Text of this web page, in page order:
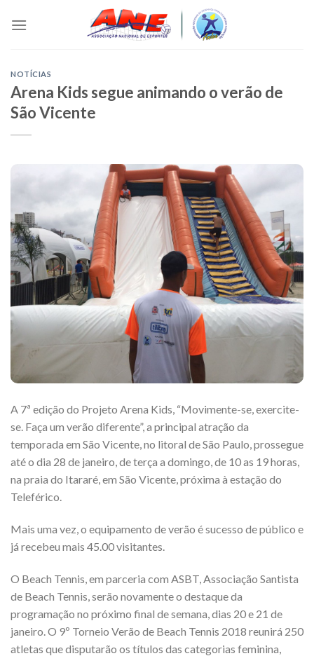
NOTÍCIAS
Arena Kids segue animando o verão de
São Vicente
A 7ª edição do Projeto Arena Kids, “Movimente-se, exercite-
se. Faça um verão diferente”, a principal atração da
temporada em São Vicente, no litoral de São Paulo, prossegue
até o dia 28 de janeiro, de terça a domingo, de 10 as 19 horas,
na praia do Itararé, em São Vicente, próxima à estação do
Teleférico.
Mais uma vez, o equipamento de verão é sucesso de público e
já recebeu mais 45.00 visitantes.
O Beach Tennis, em parceria com ASBT, Associação Santista
de Beach Tennis, serão novamente o destaque da
programação no próximo final de semana, dias 20 e 21 de
janeiro. O 9º Torneio Verão de Beach Tennis 2018 reunirá 250
atletas que disputarão os títulos das categorias feminina,